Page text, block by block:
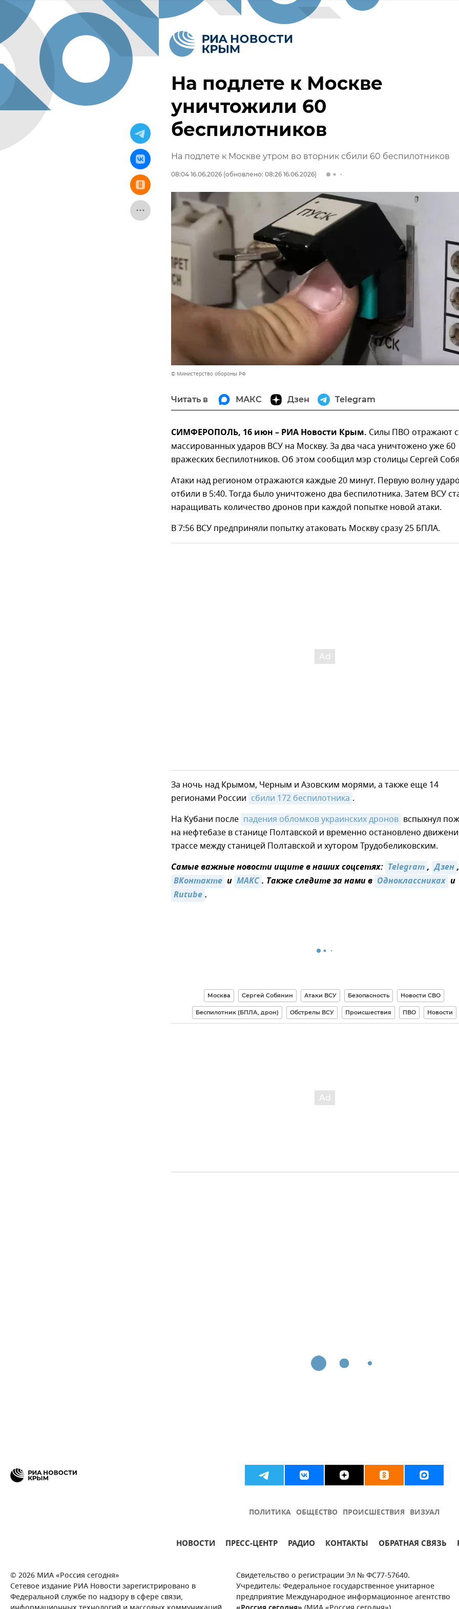
На подлете к Москве
уничтожили 60
беспилотников
На подлете к Москве утром во вторник сбили 60 беспилотников
08:04 16.06.2026 (обновлено: 08:26 16.06.2026)
© Министерство обороны РФ
Читать в МАКС Дзен Telegram
СИМФЕРОПОЛЬ, 16 июн – РИА Новости Крым. Силы ПВО отражают
массированных ударов ВСУ на Москву. За два часа уничтожено уже 60
вражеских беспилотников. Об этом сообщил мэр столицы Сергей
Атаки над регионом отражаются каждые 20 минут. Первую волну
отбили в 5:40. Тогда было уничтожено два беспилотника. Затем ВСУ
наращивать количество дронов при каждой попытке новой атаки.
В 7:56 ВСУ предприняли попытку атаковать Москву сразу 25 БПЛА.
За ночь над Крымом, Черным и Азовским морями, а также еще 14
регионами России сбили 172 беспилотника .
На Кубани после падения обломков украинских дронов вспыхнул
на нефтебазе в станице Полтавской и временно остановлено
трассе между станицей Полтавской и хутором Трудобеликовским.
Самые важные новости ищите в наших соцсетях: Telegram, Дзен,
ВКонтакте и MAКС. Также следите за нами в Одноклассниках и
Rutube.
Москва Сергей Собянин Атаки ВСУ Безопасность Новости СВО
Беспилотник (БПЛА, дрон) Обстрелы ВСУ Происшествия ПВО Новости
ПОЛИТИКА ОБЩЕСТВО ПРОИСШЕСТВИЯ ВИЗУАЛ
НОВОСТИ ПРЕСС-ЦЕНТР РАДИО КОНТАКТЫ ОБРАТНАЯ СВЯЗЬ
© 2026 МИА «Россия сегодня»
Сетевое издание РИА Новости зарегистрировано в
Федеральной службе по надзору в сфере связи,
Свидетельство о регистрации Эл № ФС77-57640.
Учредитель: Федеральное государственное унитарное
предприятие Международное информационное агентство